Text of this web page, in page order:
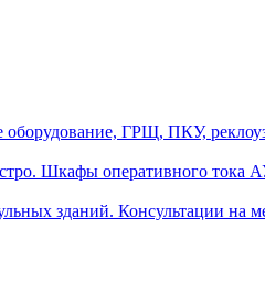
ГРЩ, ПКУ,
Шкафы оперативного тока
зданий. Консультации на